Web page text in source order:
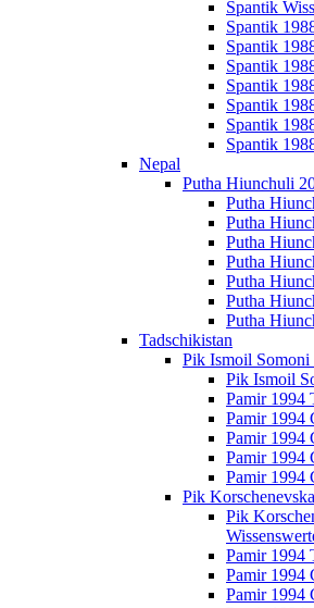
Spantik
Spantik
Spantik
Spantik
Spantik
Spantik
Spantik
Spantik
Nepal
Putha Hiunchuli
Putha
Putha
Putha
Putha
Putha
Putha
Putha
Tadschikistan
Pik Ismoil Somoni
Pik Ismoil
Pamir 1994
Pamir 1994
Pamir 1994
Pamir 1994
Pamir 1994
Pik
Pik
Pamir 1994
Pamir 1994
Pamir 1994